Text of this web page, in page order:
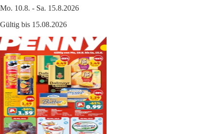
Mo. 10.8. - Sa. 15.8.2026
Gültig bis 15.08.2026